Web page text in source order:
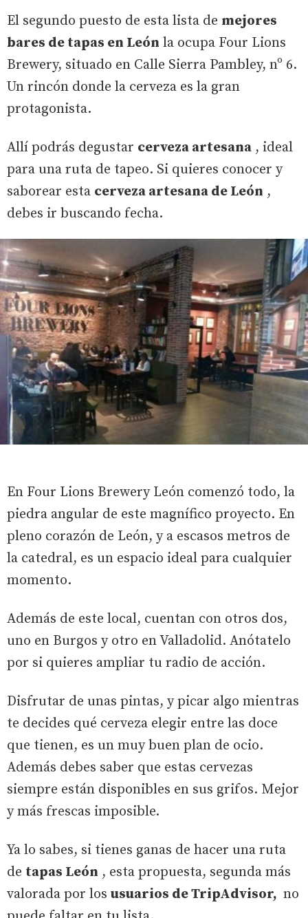
El segundo puesto de esta lista de mejores
bares de tapas en León la ocupa Four Lions
Brewery, situado en Calle Sierra Pambley, nº 6.
Un rincón donde la cerveza es la gran
protagonista.
Allí podrás degustar cerveza artesana , ideal
para una ruta de tapeo. Si quieres conocer y
saborear esta cerveza artesana de León ,
debes ir buscando fecha.
En Four Lions Brewery León comenzó todo, la
piedra angular de este magnífico proyecto. En
pleno corazón de León, y a escasos metros de
la catedral, es un espacio ideal para cualquier
momento.
Además de este local, cuentan con otros dos,
uno en Burgos y otro en Valladolid. Anótatelo
por si quieres ampliar tu radio de acción.
Disfrutar de unas pintas, y picar algo mientras
te decides qué cerveza elegir entre las doce
que tienen, es un muy buen plan de ocio.
Además debes saber que estas cervezas
siempre están disponibles en sus grifos. Mejor
y más frescas imposible.
Ya lo sabes, si tienes ganas de hacer una ruta
de tapas León , esta propuesta, segunda más
valorada por los usuarios de TripAdvisor, no